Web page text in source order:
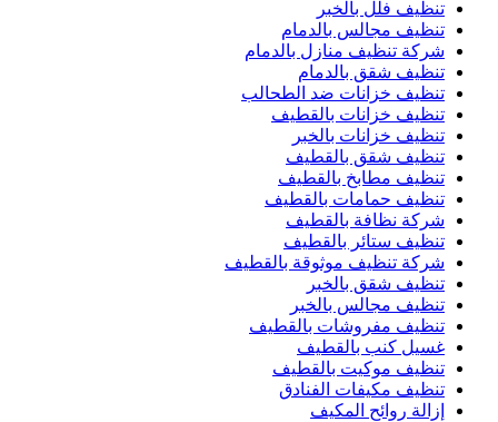
تنظيف فلل بالخبر
تنظيف مجالس بالدمام
شركة تنظيف منازل بالدمام
تنظيف شقق بالدمام
تنظيف خزانات ضد الطحالب
تنظيف خزانات بالقطيف
تنظيف خزانات بالخبر
تنظيف شقق بالقطيف
تنظيف مطابخ بالقطيف
تنظيف حمامات بالقطيف
شركة نظافة بالقطيف
تنظيف ستائر بالقطيف
شركة تنظيف موثوقة بالقطيف
تنظيف شقق بالخبر
تنظيف مجالس بالخبر
تنظيف مفروشات بالقطيف
غسيل كنب بالقطيف
تنظيف موكيت بالقطيف
تنظيف مكيفات الفنادق
إزالة روائح المكيف